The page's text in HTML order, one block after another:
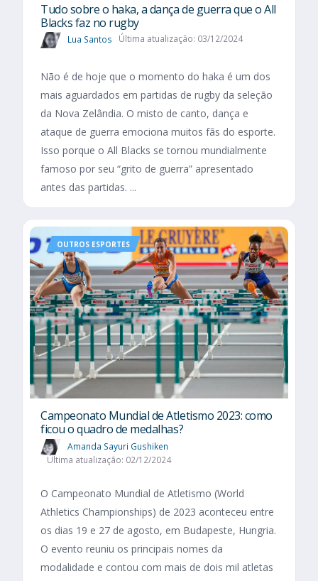
Tudo sobre o haka, a dança de guerra que o All
Blacks faz no rugby
Lua Santos Última atualização: 03/12/2024
Não é de hoje que o momento do haka é um dos
mais aguardados em partidas de rugby da seleção
da Nova Zelândia. O misto de canto, dança e
ataque de guerra emociona muitos fãs do esporte.
Isso porque o All Blacks se tornou mundialmente
famoso por seu “grito de guerra” apresentado
antes das partidas. ...
OUTROS ESPORTES
Campeonato Mundial de Atletismo 2023: como
ficou o quadro de medalhas?
Amanda Sayuri Gushiken
Última atualização: 02/12/2024
O Campeonato Mundial de Atletismo (World
Athletics Championships) de 2023 aconteceu entre
os dias 19 e 27 de agosto, em Budapeste, Hungria.
O evento reuniu os principais nomes da
modalidade e contou com mais de dois mil atletas